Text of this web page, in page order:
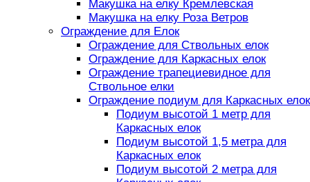
Макушка на елку Кремлевская
Макушка на елку Роза Ветров
Ограждение для Елок
Ограждение для Ствольных елок
Ограждение для Каркасных елок
Ограждение трапециевидное для
Ствольное елки
Ограждение подиум для Каркасных елок
Подиум высотой 1 метр для
Каркасных елок
Подиум высотой 1,5 метра для
Каркасных елок
Подиум высотой 2 метра для